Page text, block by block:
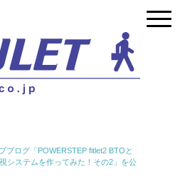
ブログ「POWERSTEP fitlet2 BTOと
システムを作ってみた！その2」を公